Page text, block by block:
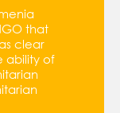
that
clear
ability of